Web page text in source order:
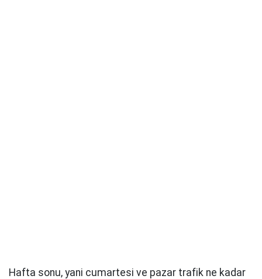
Hafta sonu, yani cumartesi ve pazar trafik ne kadar